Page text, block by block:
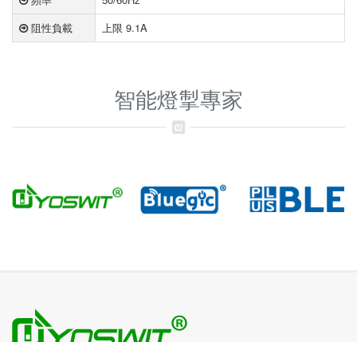
阻性負載
上限 9.1A
智能燈掣專家